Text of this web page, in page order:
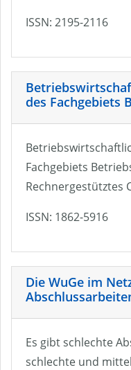
ISSN: 2195-2116
des Fachgebiets
Fachgebiets
Rechnergestütztes
ISSN: 1862-5916
Die WuGe im
Es gibt schlechte
schlechte und